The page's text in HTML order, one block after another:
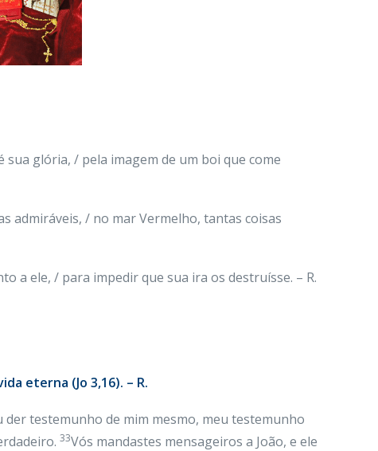
glória, / pela imagem de um boi que come
admiráveis, / no mar Vermelho, tantas coisas
a ele, / para impedir que sua ira os destruísse. – R.
eterna (Jo 3,16). – R.
der testemunho de mim mesmo, meu testemunho
33Vós mandastes mensageiros a João, e ele